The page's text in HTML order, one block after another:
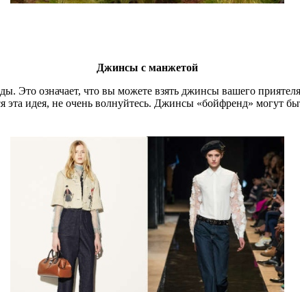
Джинсы с манжетой
Это означает, что вы можете взять джинсы вашего
эта идея, не очень волнуйтесь. Джинсы «бойфренд»